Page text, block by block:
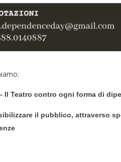
Il Teatro contro ogni forma di
il pubblico, attraverso